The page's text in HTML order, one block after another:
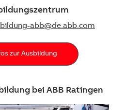
abb@de.abb.com
zur Ausbildung
bei ABB Ratingen